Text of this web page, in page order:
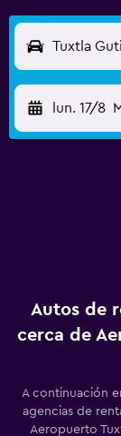
lun. 17/8
Autos de
cerca de
A continuación
agencias de
Aeropuerto